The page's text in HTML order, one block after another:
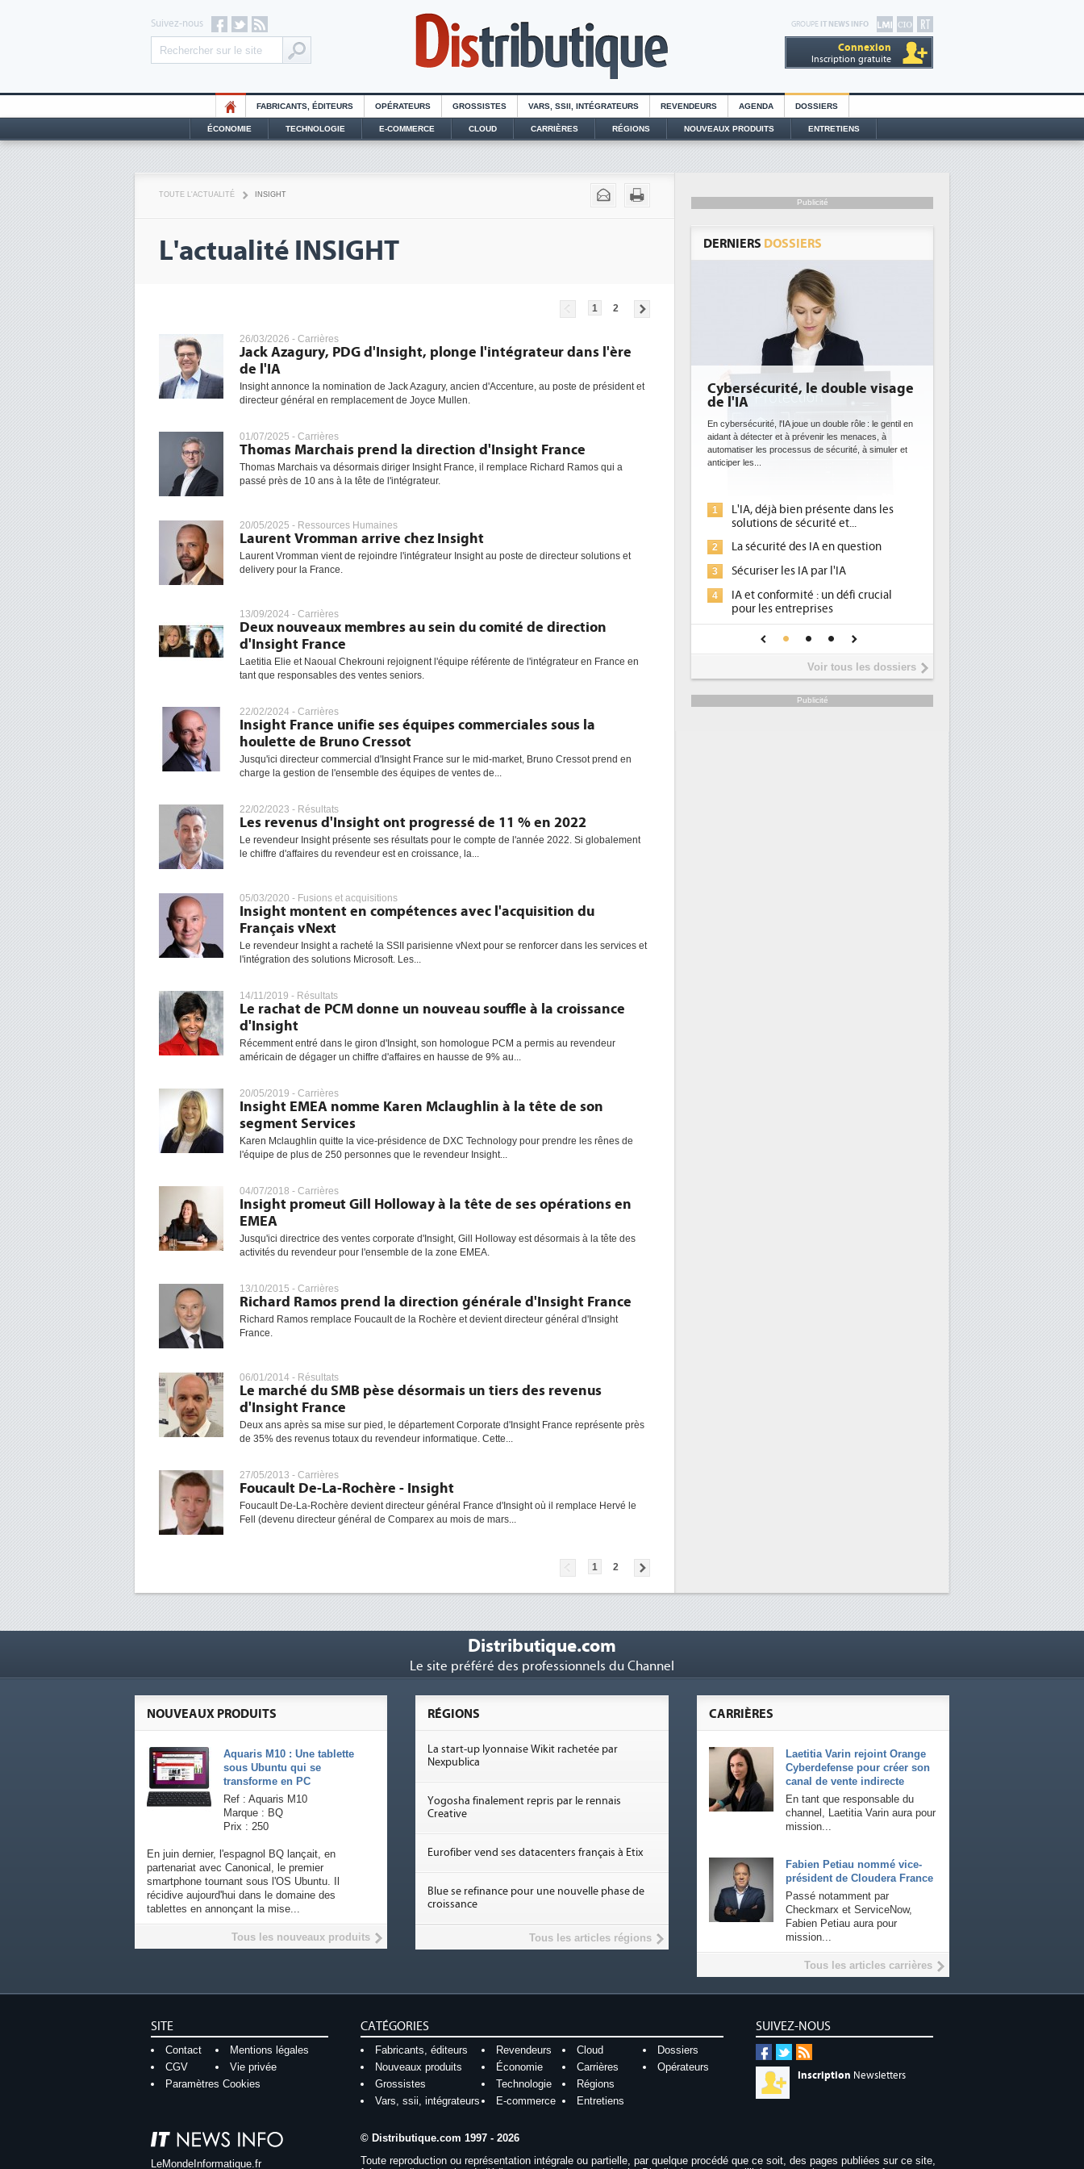
GROUPE IT NEWS INFO
Connexion
Inscription gratuite
Suivez-nous
FABRICANTS, ÉDITEURS OPÉRATEURS GROSSISTES VARS, SSII, INTÉGRATEURS REVENDEURS AGENDA DOSSIERS
ÉCONOMIE TECHNOLOGIE E-COMMERCE CLOUD CARRIÈRES RÉGIONS NOUVEAUX PRODUITS ENTRETIENS
TOUTE L'ACTUALITÉ INSIGHT
L'actualité INSIGHT
1 2
26/03/2026 - Carrières
Jack Azagury, PDG d'Insight, plonge l'intégrateur dans l'ère
de l'IA
Insight annonce la nomination de Jack Azagury, ancien d'Accenture, au poste de président et
directeur général en remplacement de Joyce Mullen.
01/07/2025 - Carrières
Thomas Marchais prend la direction d'Insight France
Thomas Marchais va désormais diriger Insight France, il remplace Richard Ramos qui a
passé près de 10 ans à la tête de l'intégrateur.
20/05/2025 - Ressources Humaines
Laurent Vromman arrive chez Insight
Laurent Vromman vient de rejoindre l'intégrateur Insight au poste de directeur solutions et
delivery pour la France.
13/09/2024 - Carrières
Deux nouveaux membres au sein du comité de direction
d'Insight France
Laetitia Elie et Naoual Chekrouni rejoignent l'équipe référente de l'intégrateur en France en
tant que responsables des ventes seniors.
22/02/2024 - Carrières
Insight France unifie ses équipes commerciales sous la
houlette de Bruno Cressot
Jusqu'ici directeur commercial d'Insight France sur le mid-market, Bruno Cressot prend en
charge la gestion de l'ensemble des équipes de ventes de...
22/02/2023 - Résultats
Les revenus d'Insight ont progressé de 11 % en 2022
Le revendeur Insight présente ses résultats pour le compte de l'année 2022. Si globalement
le chiffre d'affaires du revendeur est en croissance, la...
05/03/2020 - Fusions et acquisitions
Insight montent en compétences avec l'acquisition du
Français vNext
Le revendeur Insight a racheté la SSII parisienne vNext pour se renforcer dans les services et
l'intégration des solutions Microsoft. Les...
14/11/2019 - Résultats
Le rachat de PCM donne un nouveau souffle à la croissance
d'Insight
Récemment entré dans le giron d'Insight, son homologue PCM a permis au revendeur
américain de dégager un chiffre d'affaires en hausse de 9% au...
20/05/2019 - Carrières
Insight EMEA nomme Karen Mclaughlin à la tête de son
segment Services
Karen Mclaughlin quitte la vice-présidence de DXC Technology pour prendre les rênes de
l'équipe de plus de 250 personnes que le revendeur Insight...
04/07/2018 - Carrières
Insight promeut Gill Holloway à la tête de ses opérations en
EMEA
Jusqu'ici directrice des ventes corporate d'Insight, Gill Holloway est désormais à la tête des
activités du revendeur pour l'ensemble de la zone EMEA.
13/10/2015 - Carrières
Richard Ramos prend la direction générale d'Insight France
Richard Ramos remplace Foucault de la Rochère et devient directeur général d'Insight
France.
06/01/2014 - Résultats
Le marché du SMB pèse désormais un tiers des revenus
d'Insight France
Deux ans après sa mise sur pied, le département Corporate d'Insight France représente près
de 35% des revenus totaux du revendeur informatique. Cette...
27/05/2013 - Carrières
Foucault De-La-Rochère - Insight
Foucault De-La-Rochère devient directeur général France d'Insight où il remplace Hervé le
Fell (devenu directeur général de Comparex au mois de mars...
1 2
Publicité
DERNIERS DOSSIERS
Cybersécurité, le double visage
de l'IA
En cybersécurité, l'IA joue un double rôle : le gentil en
aidant à détecter et à prévenir les menaces, à
automatiser les processus de sécurité, à simuler et
anticiper les...
1
L'IA, déjà bien présente dans les
solutions de sécurité et...
2 La sécurité des IA en question
3 Sécuriser les IA par l'IA
4
IA et conformité : un défi crucial
pour les entreprises
Une IA de confiance pour une IA
plus sûre ?
Voir tous les dossiers
Publicité
Distributique.com
Le site préféré des professionnels du Channel
CARRIÈRES
Laetitia Varin rejoint Orange
Cyberdefense pour créer son
canal de vente indirecte
En tant que responsable du
channel, Laetitia Varin aura pour
mission...
Fabien Petiau nommé vice-
président de Cloudera France
Passé notamment par
Checkmarx et ServiceNow,
Fabien Petiau aura pour
mission...
Tous les articles carrières
NOUVEAUX PRODUITS
Aquaris M10 : Une tablette
sous Ubuntu qui se
transforme en PC
Ref : Aquaris M10
Marque : BQ
Prix : 250
En juin dernier, l'espagnol BQ lançait, en
partenariat avec Canonical, le premier
smartphone tournant sous l'OS Ubuntu. Il
récidive aujourd'hui dans le domaine des
tablettes en annonçant la mise...
Tous les nouveaux produits
RÉGIONS
La start-up lyonnaise Wikit rachetée par
Nexpublica
Yogosha finalement repris par le rennais
Creative
Eurofiber vend ses datacenters français à Etix
Blue se refinance pour une nouvelle phase de
croissance
Tous les articles régions
SUIVEZ-NOUS
Inscription Newsletters
SITE
Contact
Mentions légales
CGV
Vie privée
Paramètres Cookies
CATÉGORIES
Fabricants, éditeurs Revendeurs Cloud
Dossiers
Nouveaux produits
Économie Carrières
Opérateurs
Grossistes
Technologie
Régions
Vars, ssii, intégrateurs
E-commerce Entretiens
LeMondeInformatique.fr
© Distributique.com 1997 - 2026
Toute reproduction ou représentation intégrale ou partielle, par quelque procédé que ce soit, des pages publiées sur ce site,